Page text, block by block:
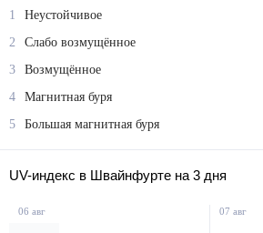
1
Неустойчивое
2
Слабо возмущённое
3
Возмущённое
4
Магнитная буря
5
Большая магнитная буря
UV-индекс в Швайнфурте на 3 дня
06 авг 07 авг